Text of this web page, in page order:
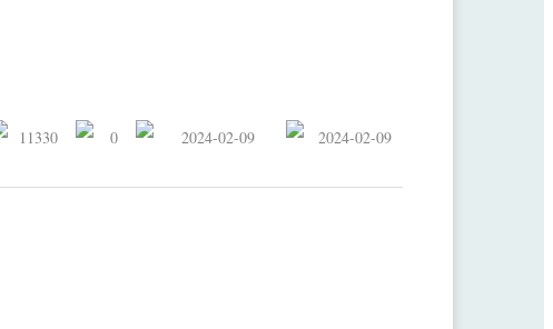
11330 0 2024-02-09 2024-02-09